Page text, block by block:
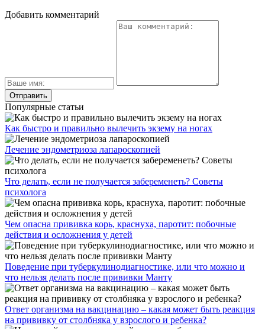
Добавить комментарий
Популярные статьи
Как быстро и правильно вылечить экзему на ногах
Лечение эндометриоза лапароскопией
Что делать, если не получается забеременеть? Советы
психолога
Чем опасна прививка корь, краснуха, паротит: побочные
действия и осложнения у детей
Поведение при туберкулинодиагностике, или что можно и
что нельзя делать после прививки Манту
Ответ организма на вакцинацию – какая может быть реакция
на прививку от столбняка у взрослого и ребенка?